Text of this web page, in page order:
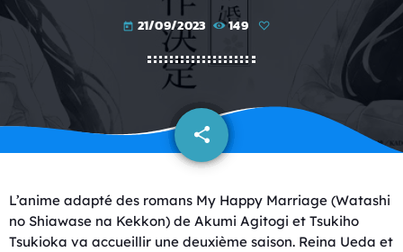
today 21/09/2023 149
share
email
L’anime adapté des romans My Happy Marriage (Watashi
no Shiawase na Kekkon) de Akumi Agitogi et Tsukiho
Tsukioka va accueillir une deuxième saison. Reina Ueda et